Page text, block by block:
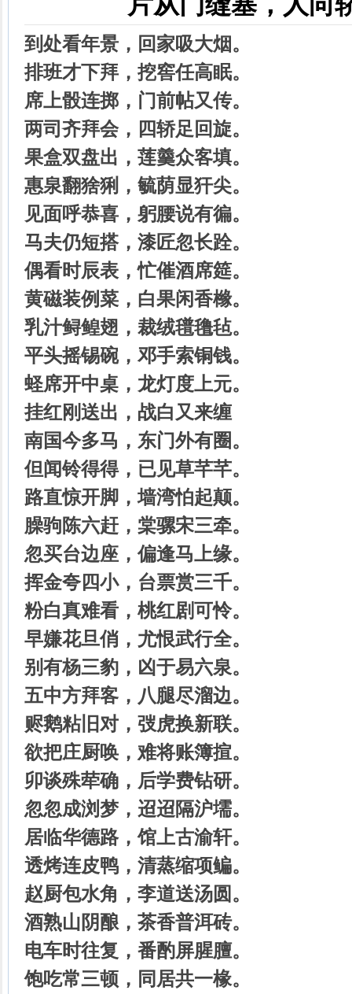
到处看年景，回家吸大烟。
排班才下拜，挖窖任高眠。
席上骰连掷，门前帖又传。
两司齐拜会，四轿足回旋。
果盒双盘出，莲羹众客填。
惠泉翻猞猁，毓荫显犴尖。
见面呼恭喜，躬腰说有徧。
马夫仍短搭，漆匠忽长跧。
偶看时辰表，忙催酒席筵。
黄磁装例菜，白果闲香橼。
乳汁鲟鳇翅，裁绒氆氇毡。
平头摇锡碗，邓手索铜钱。
蛏席开中桌，龙灯度上元。
挂红刚送出，战白又来缠
南国今多马，东门外有圈。
但闻铃得得，已见草芊芊。
路直惊开脚，墙湾怕起颠。
臊驹陈六赶，棠骡宋三牵。
忽买台边座，偏逢马上缘。
挥金夸四小，台票赏三千。
粉白真难看，桃红剧可怜。
早嫌花旦俏，尤恨武行全。
别有杨三豹，凶于易六泉。
五中方拜客，八腿尽溜边。
赆鹅粘旧对，弢虎换新联。
欲把庄厨唤，难将账簿揎。
卯谈殊荦确，后学费钻研。
忽忽成浏梦，迢迢隔沪壖。
居临华德路，馆上古渝轩。
透烤连皮鸭，清蒸缩项鳊。
赵厨包水角，李道送汤圆。
酒熟山阴酿，茶香普洱砖。
电车时往复，番酌屏腥膻。
饱吃常三顿，同居共一椽。